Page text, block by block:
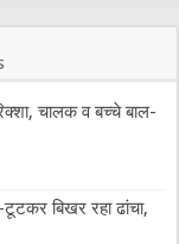
चालक व बच्चे बाल-
बिखर रहा ढांचा,